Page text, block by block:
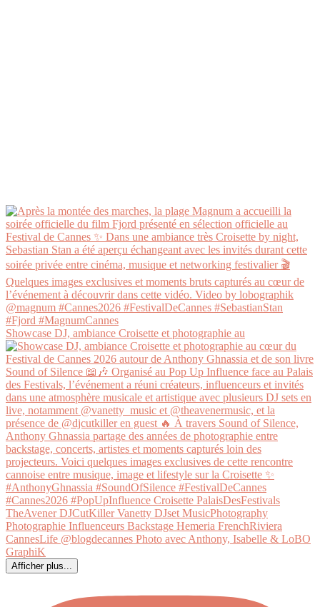
Showcase DJ, ambiance Croisette et photographie au
Afficher plus...